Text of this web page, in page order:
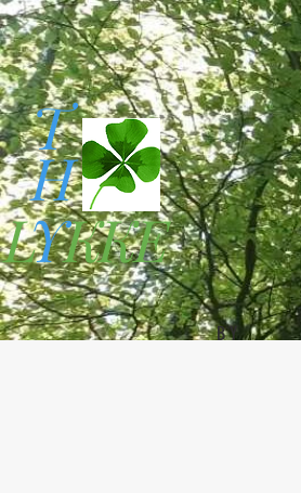
T
H
LYKKE
BY